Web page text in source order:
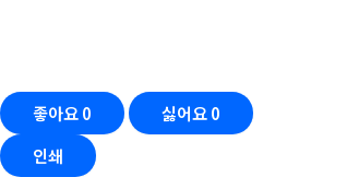
좋아요0 싫어요0
인쇄